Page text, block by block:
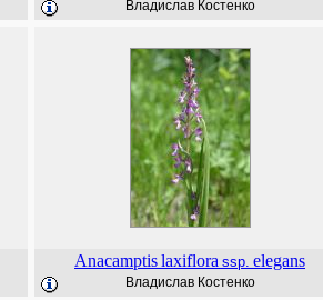
Владислав Костенко
Anacamptislaxiflora ssp. elegans
Владислав Костенко